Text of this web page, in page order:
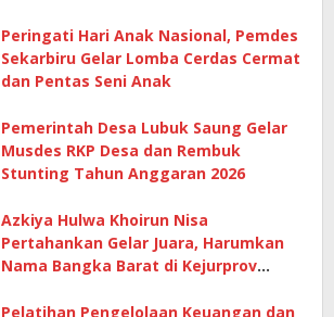
Peringati Hari Anak Nasional, Pemdes
Sekarbiru Gelar Lomba Cerdas Cermat
dan Pentas Seni Anak
Pemerintah Desa Lubuk Saung Gelar
Musdes RKP Desa dan Rembuk
Stunting Tahun Anggaran 2026
Azkiya Hulwa Khoirun Nisa
Pertahankan Gelar Juara, Harumkan
Nama Bangka Barat di Kejurprov
Pelatihan Pengelolaan Keuangan dan